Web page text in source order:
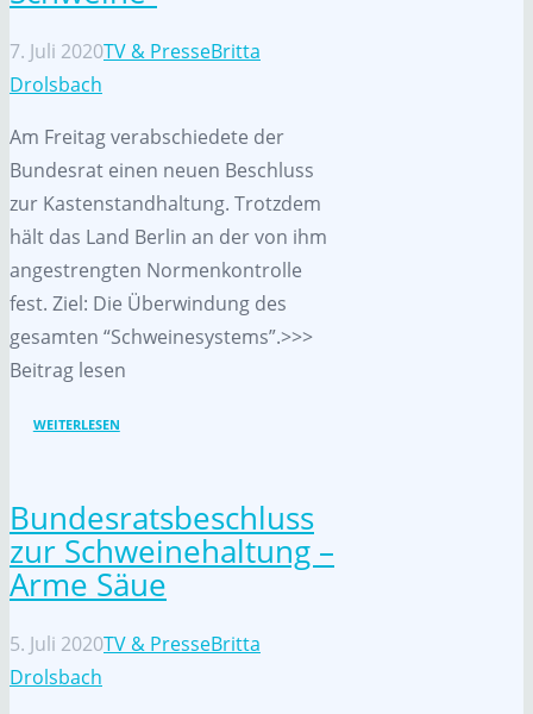
7. Juli 2020TV & PresseBritta
Drolsbach
Am Freitag verabschiedete der
Bundesrat einen neuen Beschluss
zur Kastenstandhaltung. Trotzdem
hält das Land Berlin an der von ihm
angestrengten Normenkontrolle
fest. Ziel: Die Überwindung des
gesamten “Schweinesystems”.>>>
Beitrag lesen
WEITERLESEN
Bundesratsbeschluss
zur Schweinehaltung –
Arme Säue
5. Juli 2020TV & PresseBritta
Drolsbach